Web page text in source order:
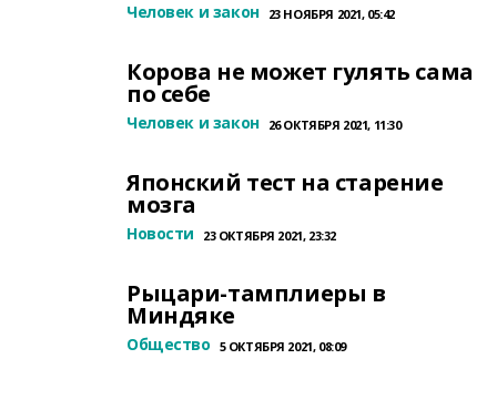
Человек и закон 23 НОЯБРЯ 2021, 05:42
Корова не может гулять сама
по себе
Человек и закон 26 ОКТЯБРЯ 2021, 11:30
Японский тест на старение
мозга
Новости 23 ОКТЯБРЯ 2021, 23:32
Рыцари-тамплиеры в
Миндяке
Общество 5 ОКТЯБРЯ 2021, 08:09